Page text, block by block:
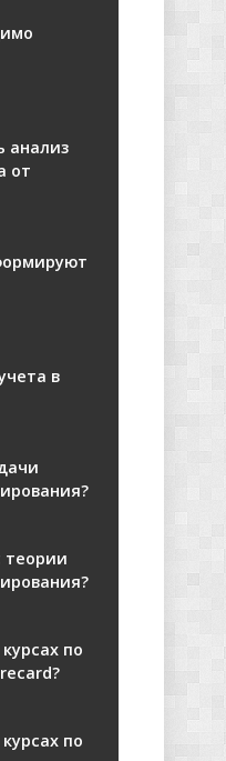
анализ
от
в
теории
по
по